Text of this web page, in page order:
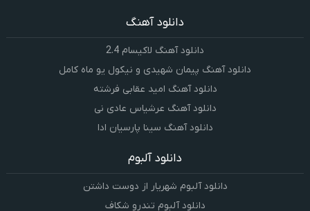
دانلود آهنگ
دانلود آهنگ لاکیسام 2.4
دانلود آهنگ پیمان شهیدی و نیکول یو ماه کامل
دانلود آهنگ امید عقابی فرشته
دانلود آهنگ عرشیاس عادی نی
دانلود آهنگ سینا پارسیان ادا
دانلود آلبوم
دانلود آلبوم شهریار از دوست داشتن
دانلود آلبوم تندرو شکاف